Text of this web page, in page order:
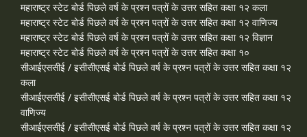
महाराष्ट्र स्टेट बोर्ड पिछले वर्ष के प्रश्न पत्रों के उत्तर सहित कक्षा १२ कला
महाराष्ट्र स्टेट बोर्ड पिछले वर्ष के प्रश्न पत्रों के उत्तर सहित कक्षा १२ वाणिज्य
महाराष्ट्र स्टेट बोर्ड पिछले वर्ष के प्रश्न पत्रों के उत्तर सहित कक्षा १२ विज्ञान
महाराष्ट्र स्टेट बोर्ड पिछले वर्ष के प्रश्न पत्रों के उत्तर सहित कक्षा १०
सीआईएससीई / इसीसीएसई बोर्ड पिछले वर्ष के प्रश्न पत्रों के उत्तर सहित कक्षा १२
कला
सीआईएससीई / इसीसीएसई बोर्ड पिछले वर्ष के प्रश्न पत्रों के उत्तर सहित कक्षा १२
वाणिज्य
सीआईएससीई / इसीसीएसई बोर्ड पिछले वर्ष के प्रश्न पत्रों के उत्तर सहित कक्षा १२